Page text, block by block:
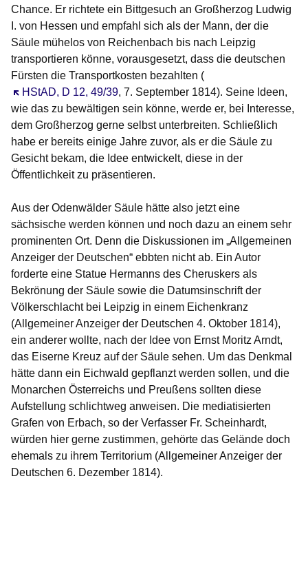
Chance. Er richtete ein Bittgesuch an Großherzog Ludwig
I. von Hessen und empfahl sich als der Mann, der die
Säule mühelos von Reichenbach bis nach Leipzig
transportieren könne, vorausgesetzt, dass die deutschen
Fürsten die Transportkosten bezahlten (
HStAD, D 12, 49/39
Öffnet sich in einem neuen Fenster, 7. September 1814). Seine Ideen,
wie das zu bewältigen sein könne, werde er, bei Interesse,
dem Großherzog gerne selbst unterbreiten. Schließlich
habe er bereits einige Jahre zuvor, als er die Säule zu
Gesicht bekam, die Idee entwickelt, diese in der
Öffentlichkeit zu präsentieren.
Aus der Odenwälder Säule hätte also jetzt eine
sächsische werden können und noch dazu an einem sehr
prominenten Ort. Denn die Diskussionen im „Allgemeinen
Anzeiger der Deutschen“ ebbten nicht ab. Ein Autor
forderte eine Statue Hermanns des Cheruskers als
Bekrönung der Säule sowie die Datumsinschrift der
Völkerschlacht bei Leipzig in einem Eichenkranz
(Allgemeiner Anzeiger der Deutschen 4. Oktober 1814),
ein anderer wollte, nach der Idee von Ernst Moritz Arndt,
das Eiserne Kreuz auf der Säule sehen. Um das Denkmal
hätte dann ein Eichwald gepflanzt werden sollen, und die
Monarchen Österreichs und Preußens sollten diese
Aufstellung schlichtweg anweisen. Die mediatisierten
Grafen von Erbach, so der Verfasser Fr. Scheinhardt,
würden hier gerne zustimmen, gehörte das Gelände doch
ehemals zu ihrem Territorium (Allgemeiner Anzeiger der
Deutschen 6. Dezember 1814).